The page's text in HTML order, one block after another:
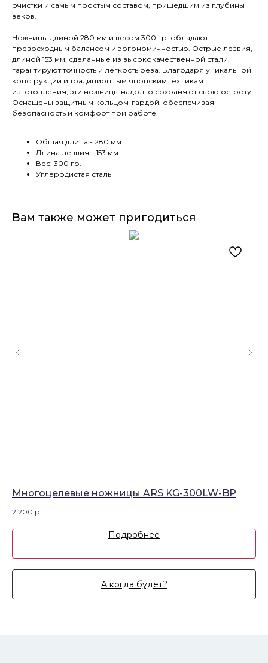
очистки и самым простым составом, пришедшим из глубины
веков.
Ножницы длиной 280 мм и весом 300 гр. обладают
превосходным балансом и эргономичностью. Острые лезвия,
длиной 153 мм, сделанные из высококачественной стали,
гарантируют точность и легкость реза. Благодаря уникальной
конструкции и традиционным японским техникам
изготовления, эти ножницы надолго сохраняют свою остроту.
Оснащены защитным кольцом-гардой, обеспечивая
безопасность и комфорт при работе.
Общая длина - 280 мм
Длина лезвия - 153 мм
Вес: 300 гр.
Углеродистая сталь
Вам также может пригодиться
Многоцелевые ножницы ARS KG-300LW-BP
2 200 р.
Подробнее
А когда будет?